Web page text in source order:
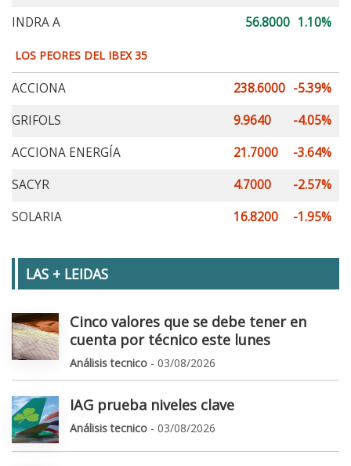
INDRA A
56.8000 1.10%
LOS PEORES DEL IBEX 35
ACCIONA 238.6000 -5.39%
GRIFOLS
9.9640
-4.05%
ACCIONA ENERGÍA
21.7000
-3.64%
SACYR
4.7000
-2.57%
SOLARIA
16.8200 -1.95%
LAS + LEIDAS
Cinco valores que se debe tener en
cuenta por técnico este lunes
Análisis tecnico - 03/08/2026
IAG prueba niveles clave
Análisis tecnico - 03/08/2026